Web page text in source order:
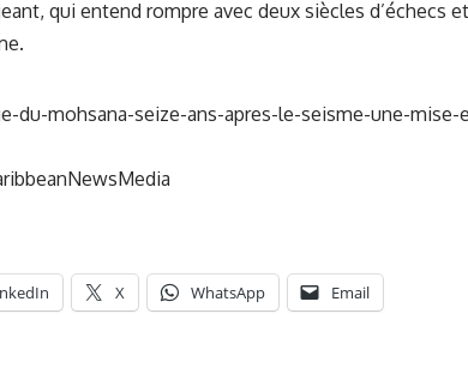
qui entend rompre avec deux siècles d’échecs
mohsana-seize-ans-apres-le-seisme-une-mise-
X WhatsApp Email